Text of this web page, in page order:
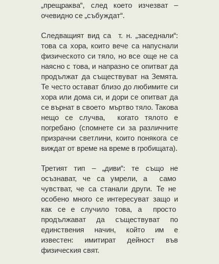
„прещраква“, след което изчезват –
очевидно се „събуждат“.
Следващият вид са т. н. „заседнали“:
това са хора, които вече са напуснали
физическото си тяло, но все още не са
наясно с това, и напразно се опитват да
продължат да съществуват на Земята.
Те често остават близо до любимите си
хора или дома си, и дори се опитват да
се върнат в своето мъртво тяло. Такова
нещо се случва, когато тялото е
погребано (спомнете си за различните
призрачни светлини, които понякога се
виждат от време на време в гробищата).
Третият тип – „диви“: те също не
осъзнават, че са умрели, а само
чувстват, че са станали други. Те не
особено много се интересуват защо и
как се е случило това, а просто
продължават да съществуват по
единствения начин, който им е
известен: имитират дейност във
физическия свят.